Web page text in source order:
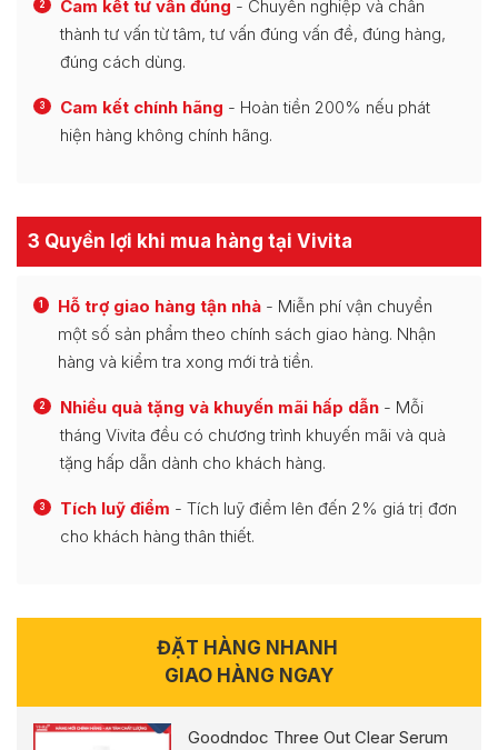
2 Cam kết tư vấn đúng - Chuyên nghiệp và chân
thành tư vấn từ tâm, tư vấn đúng vấn đề, đúng hàng,
đúng cách dùng.
3 Cam kết chính hãng - Hoàn tiền 200% nếu phát
hiện hàng không chính hãng.
3 Quyền lợi khi mua hàng tại Vivita
1 Hỗ trợ giao hàng tận nhà - Miễn phí vận chuyển
một số sản phẩm theo chính sách giao hàng. Nhận
hàng và kiểm tra xong mới trả tiền.
2 Nhiều quà tặng và khuyến mãi hấp dẫn - Mỗi
tháng Vivita đều có chương trình khuyến mãi và quà
tặng hấp dẫn dành cho khách hàng.
3 Tích luỹ điểm - Tích luỹ điểm lên đến 2% giá trị đơn
cho khách hàng thân thiết.
ĐẶT HÀNG NHANH
GIAO HÀNG NGAY
Goodndoc Three Out Clear Serum